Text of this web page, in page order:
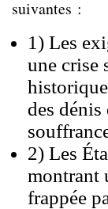
suivantes :
1) Les
une crise
des dénis
2) Les
montrant
frappée